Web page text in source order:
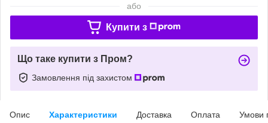
або
Купити з
Що таке купити з Пром?
Замовлення під захистом
Опис Характеристики Доставка Оплата Умови